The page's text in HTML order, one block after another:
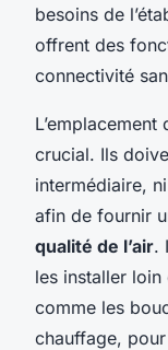
besoins de
offrent des
connectivité
L’emplacement
crucial. Ils
intermédiaire,
afin de fournir
qualité de l’air.
les installer
comme les
chauffage,